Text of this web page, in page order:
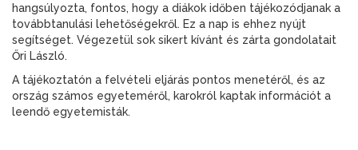
hangsúlyozta, fontos, hogy a diákok időben tájékozódjanak a
továbbtanulási lehetőségekről. Ez a nap is ehhez nyújt
segítséget. Végezetül sok sikert kívánt és zárta gondolatait
Őri László.
A tájékoztatón a felvételi eljárás pontos menetéről, és az
ország számos egyeteméről, karokról kaptak információt a
leendő egyetemisták.